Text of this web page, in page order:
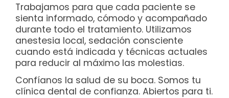
Trabajamos para que cada paciente se
sienta informado, cómodo y acompañado
durante todo el tratamiento. Utilizamos
anestesia local, sedación consciente
cuando está indicada y técnicas actuales
para reducir al máximo las molestias.
Confíanos la salud de su boca. Somos tu
clínica dental de confianza. Abiertos para ti.